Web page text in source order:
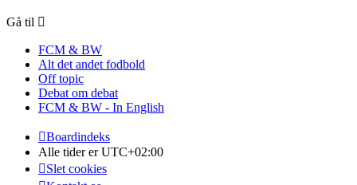
Gå til
FCM & BW
Alt det andet fodbold
Off topic
Debat om debat
FCM & BW - In English
Boardindeks
Alle tider erUTC+02:00
Slet cookies